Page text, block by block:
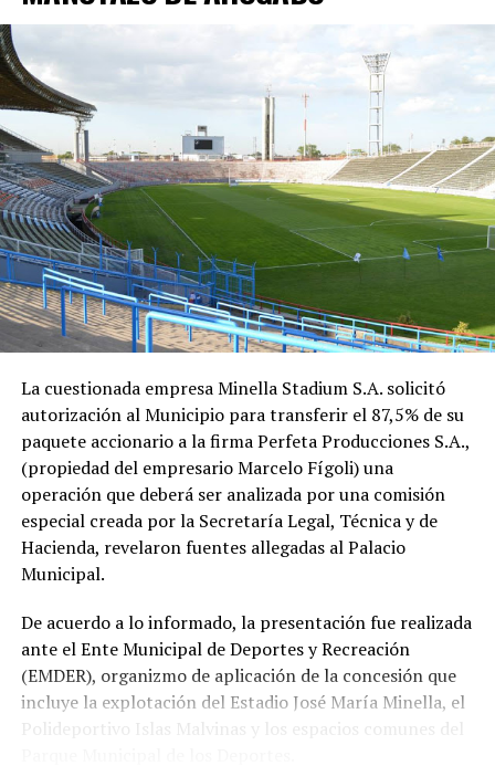
La cuestionada empresa Minella Stadium S.A. solicitó
autorización al Municipio para transferir el 87,5% de su
paquete accionario a la firma Perfeta Producciones S.A.,
(propiedad del empresario Marcelo Fígoli) una
operación que deberá ser analizada por una comisión
especial creada por la Secretaría Legal, Técnica y de
Hacienda, revelaron fuentes allegadas al Palacio
Municipal.
De acuerdo a lo informado, la presentación fue realizada
ante el Ente Municipal de Deportes y Recreación
(EMDER), organizmo de aplicación de la concesión que
incluye la explotación del Estadio José María Minella, el
Polideportivo Islas Malvinas y los espacios comunes del